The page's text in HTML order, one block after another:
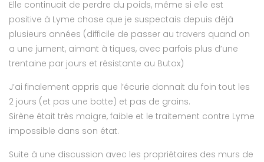
Elle continuait de perdre du poids, même si elle est
positive à Lyme chose que je suspectais depuis déjà
plusieurs années (difficile de passer au travers quand on
a une jument, aimant à tiques, avec parfois plus d’une
trentaine par jours et résistante au Butox)
J’ai finalement appris que l’écurie donnait du foin tout les
2 jours (et pas une botte) et pas de grains.
Sirène était très maigre, faible et le traitement contre Lyme
impossible dans son état.
Suite à une discussion avec les propriétaires des murs de